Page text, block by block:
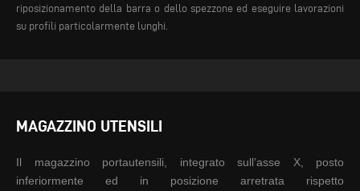
riposizionamento della barra o dello spezzone ed eseguire lavorazioni
su profili particolarmente lunghi.
MAGAZZINO UTENSILI
Il magazzino portautensili, integrato sull’asse X, posto
inferiormente ed in posizione arretrata rispetto